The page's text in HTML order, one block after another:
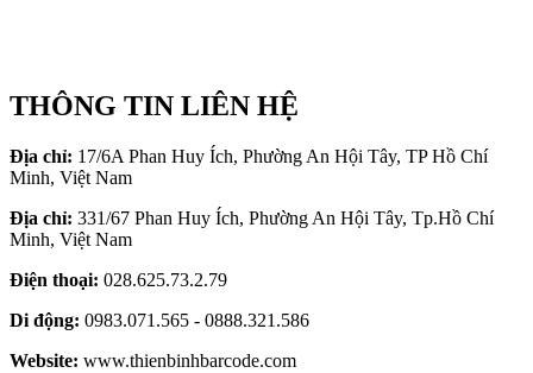
THÔNG TIN LIÊN HỆ
Địa chỉ: 17/6A Phan Huy Ích, Phường An Hội Tây, TP Hồ Chí
Minh, Việt Nam
Địa chỉ: 331/67 Phan Huy Ích, Phường An Hội Tây, Tp.Hồ Chí
Minh, Việt Nam
Điện thoại: 028.625.73.2.79
Di động: 0983.071.565 - 0888.321.586
Website: www.thienbinhbarcode.com